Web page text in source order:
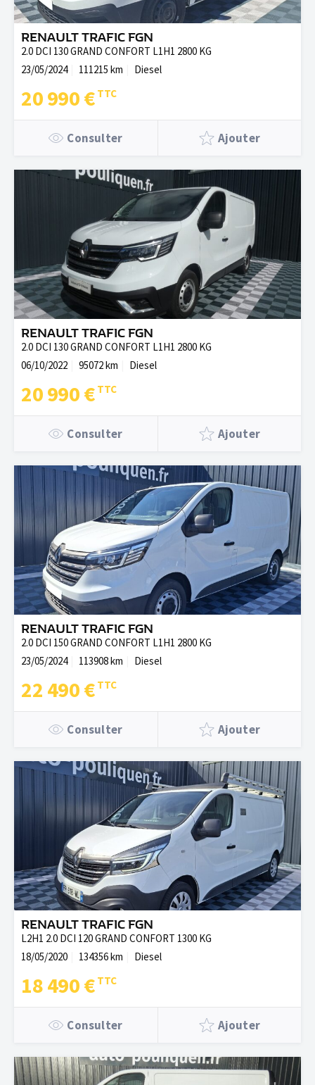
RENAULT TRAFIC FGN
2.0 DCI 130 GRAND CONFORT L1H1 2800 KG
23/05/2024
111215 km Diesel
20 990 €
Consulter Ajouter
RENAULT TRAFIC FGN
2.0 DCI 130 GRAND CONFORT L1H1 2800 KG
06/10/2022
95072 km Diesel
20 990 €
Consulter Ajouter
RENAULT TRAFIC FGN
2.0 DCI 150 GRAND CONFORT L1H1 2800 KG
23/05/2024
113908 km Diesel
22 490 €
Consulter Ajouter
RENAULT TRAFIC FGN
L2H1 2.0 DCI 120 GRAND CONFORT 1300 KG
18/05/2020
134356 km Diesel
18 490 €
Consulter Ajouter